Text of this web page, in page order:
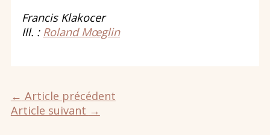
Francis Klakocer
Ill. : Roland Mœglin
← Article précédent
Article suivant →